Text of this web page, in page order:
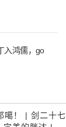
入鸿儒，go
噶！ | 剑二十七